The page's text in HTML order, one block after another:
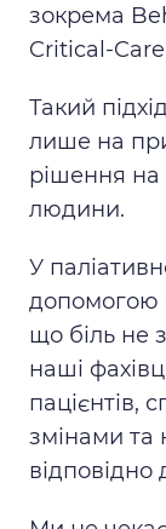
зокрема
Critical-
Такий
лише на
рішення на
людини.
У
допомогою
що біль не
наші
пацієнтів,
змінами та
відповідно